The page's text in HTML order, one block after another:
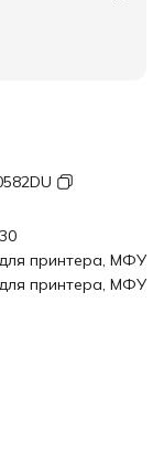
принтера, МФУ
принтера, МФУ